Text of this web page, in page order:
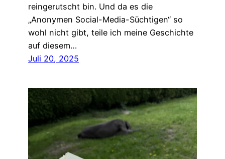
reingerutscht bin. Und da es die
„Anonymen Social-Media-Süchtigen“ so
wohl nicht gibt, teile ich meine Geschichte
auf diesem…
Juli 20, 2025